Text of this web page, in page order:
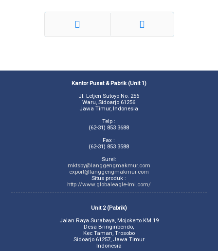
Kantor Pusat & Pabrik (Unit 1)
Jl. Letjen Sutoyo No. 256
Waru, Sidoarjo 61256
Jawa Timur, Indonesia
Telp :
(62-31) 853 3688
Fax :
(62-31) 853 3588
Surel:
mktsby@langgengmakmur.com
export@langgengmakmur.com
Situs produk :
http://www.globaleagle-lmi.com/
Unit 2 (Pabrik)
Jalan Raya Surabaya, Mojokerto KM.19
Desa Bringinbendo,
Kec Taman, Trosobo
Sidoarjo 61257, Jawa Timur
Indonesia